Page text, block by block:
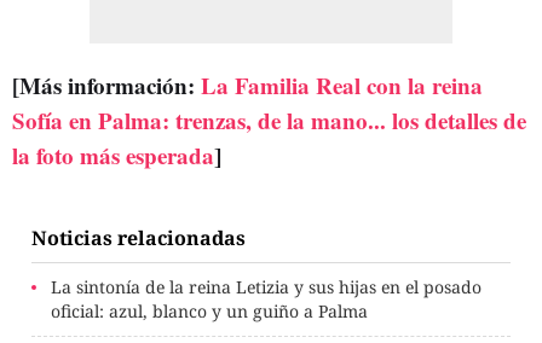
[Más información: La Familia Real con la reina
Sofía en Palma: trenzas, de la mano... los detalles de
la foto más esperada]
Noticias relacionadas
La sintonía de la reina Letizia y sus hijas en el posado
oficial: azul, blanco y un guiño a Palma